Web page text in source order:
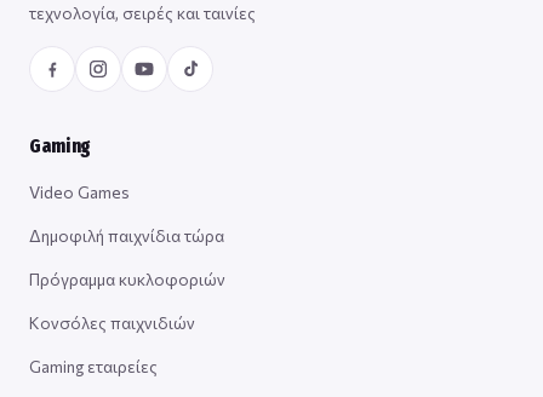
τεχνολογία, σειρές και ταινίες
Gaming
Video Games
Δημοφιλή παιχνίδια τώρα
Πρόγραμμα κυκλοφοριών
Κονσόλες παιχνιδιών
Gaming εταιρείες